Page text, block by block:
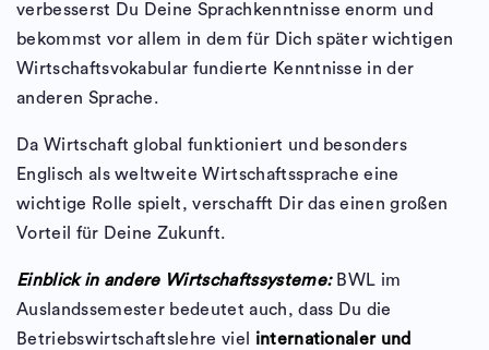
verbesserst Du Deine Sprachkenntnisse enorm und
bekommst vor allem in dem für Dich später wichtigen
Wirtschaftsvokabular fundierte Kenntnisse in der
anderen Sprache.
Da Wirtschaft global funktioniert und besonders
Englisch als weltweite Wirtschaftssprache eine
wichtige Rolle spielt, verschafft Dir das einen großen
Vorteil für Deine Zukunft.
Einblick in andere Wirtschaftssysteme: BWL im
Auslandssemester bedeutet auch, dass Du die
Betriebswirtschaftslehre viel internationaler und